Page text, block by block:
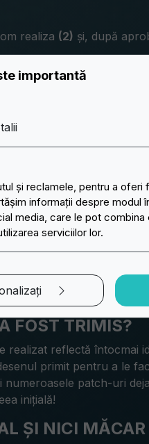
realiza (2) și, după
FOST TRIMIS?
reflectă întocmai
primit pentru a le
patch-uri
inițială!
ȘI NICI
importantă
și reclamele, pentru a oferi
informații despre modul
media, care le pot
serviciilor lor.